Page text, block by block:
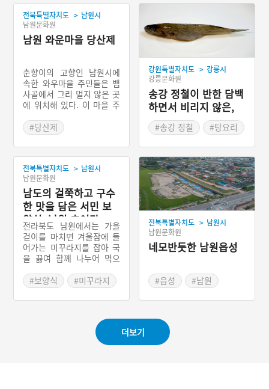
전북특별자치도 > 남원시
남원문화원
남원 와운마을 당산제
춘향이의 고향인 남원시에
속한 와우마을 주민들은 뱀
사골에서 그리 멀지 않은 곳
에 위치해 있다. 이 마을 주
을의 신에게 제의를 지낸다.
제의의 명칭은 당산제이다.
제의를 지내는 목적은 주민
들의 건강과 풍농이다. 제의
는 선출된 제관이 주도하며
제의과정에서는 축문을 읽
는다. 현재는 청년송 문화보
존회와 주민들이 공동으로
마을제의를 주관하고 있다.
단절되었던 제의를 다시 복
원한 탓에 본래의 모습과는
조금 다른 형태로 제의를 지
내고 있긴 하나 나름대로 명
맥을 유지하고 있다. 이 과
정에서 외지인들이 적극적
인 참여를 하고 있으며 소원
빌기 등의 행사를 함께 진행
#당산제
강원특별자치도 > 강릉시
강릉문화원
송강 정철이 반한 담백
하면서 비리지 않은,
꾹저구탕
#송강 정철
#탕요리
#강릉 로컬푸드
#강릉 가볼만한곳
전북특별자치도 > 남원시
남원문화원
남도의 걸쭉하고 구수
한 맛을 담은 서민 보
양식, 남원 추어탕
전라북도 남원에서는 가을
걷이를 마치면 겨울잠에 들
어가는 미꾸라지를 잡아 국
을 끓여 함께 나누어 먹으
대비하였다고 한다. 추어탕
은 지역별로 다양하지만 남
원 추어탕은 미꾸라지를 통
시래기 등과 함께 끓여낸 것
이 특징으로 남원시의 향토
#보양식
#미꾸라지
전북특별자치도 > 남원시
남원문화원
네모반듯한 남원읍성
#읍성 #남원
더보기